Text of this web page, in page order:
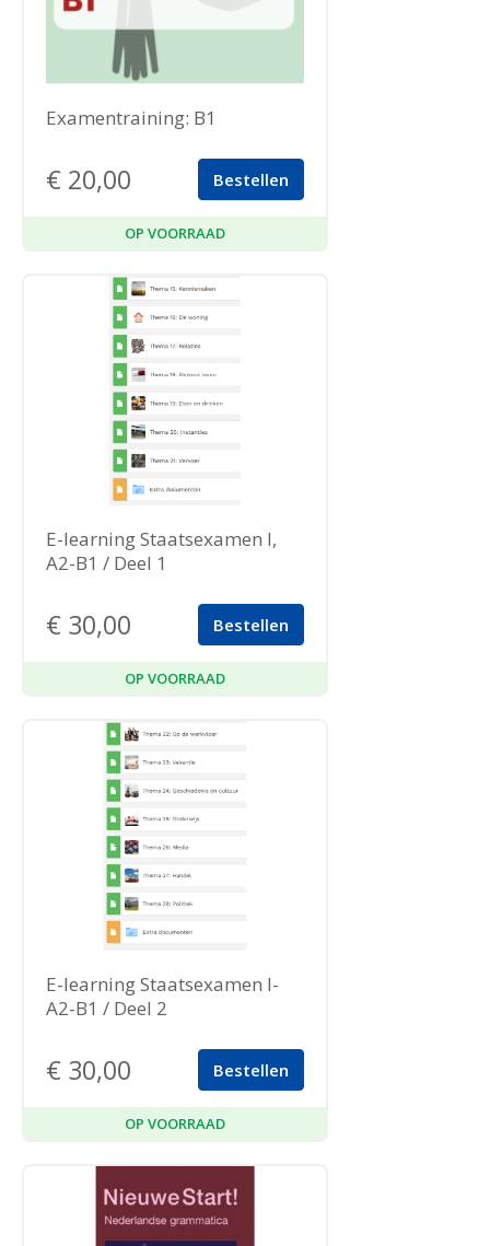
Examentraining: B1
€ 20,00 Bestellen
OP VOORRAAD
E-learning Staatsexamen I,
A2-B1 / Deel 1
€ 30,00 Bestellen
OP VOORRAAD
E-learning Staatsexamen I-
A2-B1 / Deel 2
€ 30,00 Bestellen
OP VOORRAAD